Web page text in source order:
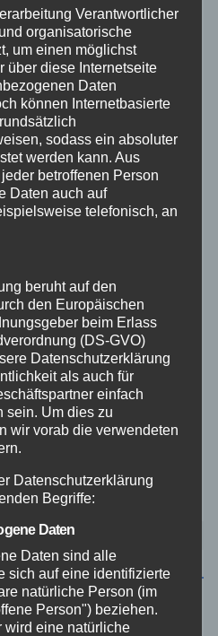
Verantwortlicher
organisatorische
um einen möglichst
über diese Internetseite
Daten
können Internetbasierte
sodass ein absoluter
werden kann. Aus
betroffenen Person
Daten auch auf
telefonisch, an
beruht auf den
den Europäischen
beim Erlass
(DS-GVO)
Datenschutzerklärung
als auch für
einfach
sein. Um dies zu
wir vorab die verwendeten
Datenschutzerklärung
Begriffe:
Daten
Daten sind alle
sich auf eine identifizierte
natürliche Person (im
Person") beziehen.
wird eine natürliche